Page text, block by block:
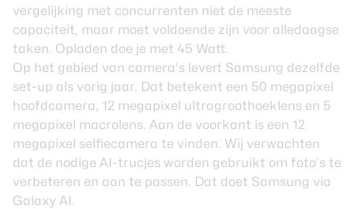
vergelijking met concurrenten niet de meeste
capaciteit, maar moet voldoende zijn voor alledaagse
taken. Opladen doe je met 45 Watt.
Op het gebied van camera’s levert Samsung dezelfde
set-up als vorig jaar. Dat betekent een 50 megapixel
hoofdcamera, 12 megapixel ultragroothoeklens en 5
megapixel macrolens. Aan de voorkant is een 12
megapixel selfiecamera te vinden. Wij verwachten
dat de nodige AI-trucjes worden gebruikt om foto’s te
verbeteren en aan te passen. Dat doet Samsung via
Galaxy AI.